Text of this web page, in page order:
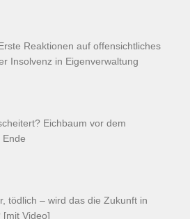
Reaktionen auf offensichtliches
Insolvenz in Eigenverwaltung
Eichbaum vor dem
tödlich – wird das die Zukunft in
[mit Video]